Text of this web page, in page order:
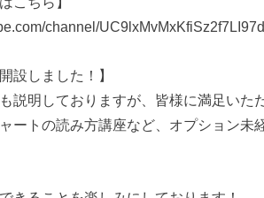
channel/
設しました！】
説明しておりますが、皆様に満足いた
ートの読み方講座など、オプション未